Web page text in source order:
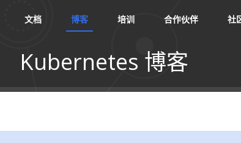
文档 博客 培训 合作伙伴 社
Kubernetes 博客